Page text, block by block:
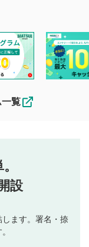
とコメント
よびコメントの
ご理解のうえ、
るコメントをお
たものとみなし
第三者間のトラ
任を負いませ
え、掲載となり
や掲載されない
覧
設
ます。署名・捺